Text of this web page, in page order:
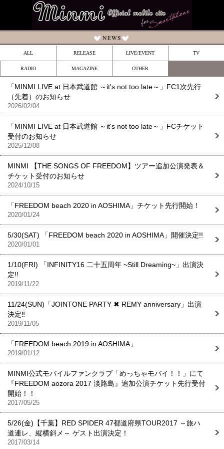
ALL RELEASE LIVE/EVENT TV
RADIO MAGAZINE OTHER
「MINMI LIVE at 日本武道館 ～it's not too late～」FC1次先行
（先着）のお知らせ
2026/02/04
「MINMI LIVE at 日本武道館 ～it's not too late～」FCチケット
受付のお知らせ
2025/12/08
MINMI 【THE SONGS OF FREEDOM】ツアー追加公演発表＆
チケット受付のお知らせ
2024/10/15
「FREEDOM beach 2020 in AOSHIMA」チケット先行開始！
2020/01/24
5/30(SAT) 「FREEDOM beach 2020 in AOSHIMA」開催決定!!
2020/01/01
1/10(FRI) 「INFINITY16 二十五周年 ~Still Dreaming~」出演決
定!!
2019/11/22
11/24(SUN)「JOINTONE PARTY ✖︎ REMY anniversary」出演
決定‼︎
2019/11/05
「FREEDOM beach 2019 in AOSHIMA」
2019/01/12
MINMI公式モバイルファンクラブ「めっちゃモバイ！！」にて
『FREEDOM aozora 2017 淡路島』追加公演チケット先行受付
開始！！
2017/05/25
5/26(金)【千葉】RED SPIDER 47都道府県TOUR2017 ～旅ハ
道連レ、縦横斜メ～ ゲスト出演決定！
2017/03/14